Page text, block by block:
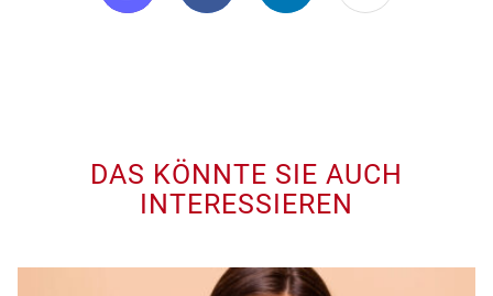
DAS KÖNNTE SIE AUCH
INTERESSIEREN